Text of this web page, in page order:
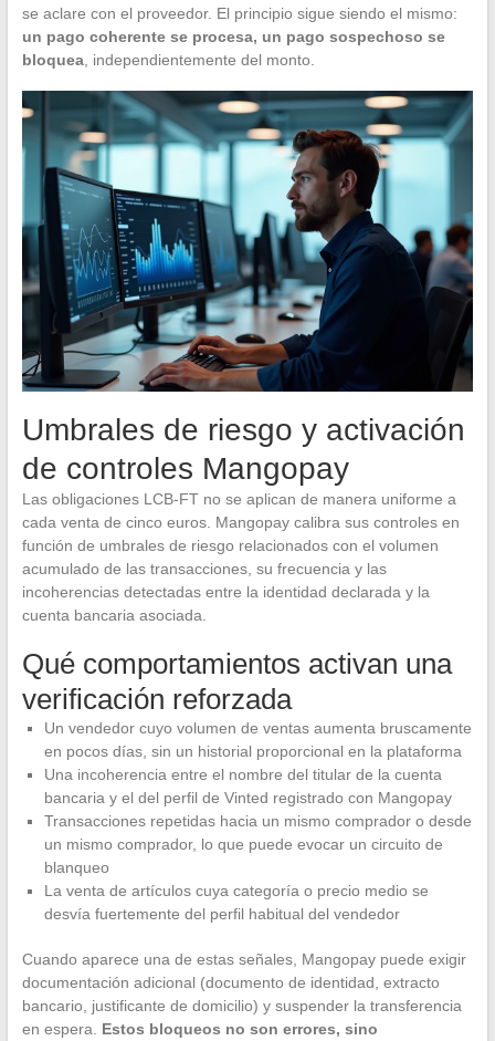
se aclare con el proveedor. El principio sigue siendo el mismo:
un pago coherente se procesa, un pago sospechoso se
bloquea, independientemente del monto.
Umbrales de riesgo y activación
de controles Mangopay
Las obligaciones LCB-FT no se aplican de manera uniforme a
cada venta de cinco euros. Mangopay calibra sus controles en
función de umbrales de riesgo relacionados con el volumen
acumulado de las transacciones, su frecuencia y las
incoherencias detectadas entre la identidad declarada y la
cuenta bancaria asociada.
Qué comportamientos activan una
verificación reforzada
Un vendedor cuyo volumen de ventas aumenta bruscamente
en pocos días, sin un historial proporcional en la plataforma
Una incoherencia entre el nombre del titular de la cuenta
bancaria y el del perfil de Vinted registrado con Mangopay
Transacciones repetidas hacia un mismo comprador o desde
un mismo comprador, lo que puede evocar un circuito de
blanqueo
La venta de artículos cuya categoría o precio medio se
desvía fuertemente del perfil habitual del vendedor
Cuando aparece una de estas señales, Mangopay puede exigir
documentación adicional (documento de identidad, extracto
bancario, justificante de domicilio) y suspender la transferencia
en espera. Estos bloqueos no son errores, sino